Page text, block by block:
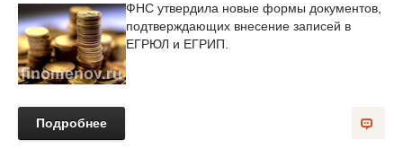
ФНС утвердила новые формы документов,
подтверждающих внесение записей в
ЕГРЮЛ и ЕГРИП.
Подробнее